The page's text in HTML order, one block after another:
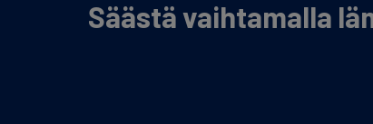
Säästä vaihtamalla